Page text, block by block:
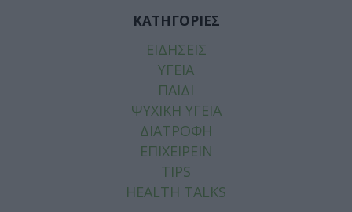
ΚΑΤΗΓΟΡΙΕΣ
ΕΙΔΗΣΕΙΣ
ΥΓΕΙΑ
ΠΑΙΔΙ
ΨΥΧΙΚΗ ΥΓΕΙΑ
ΔΙΑΤΡΟΦΗ
ΕΠΙΧΕΙΡΕΙΝ
TIPS
HEALTH TALKS